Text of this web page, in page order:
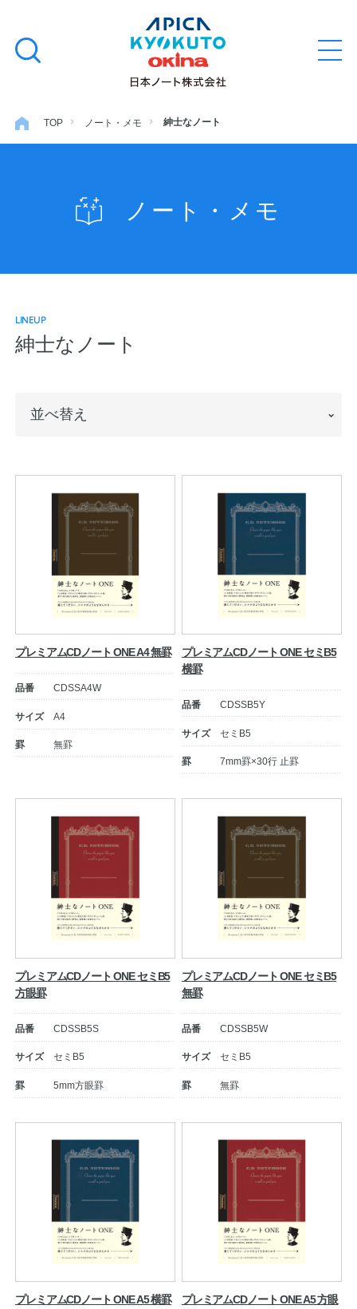
文
キ
ッ
閉
検
る
ファイル・バインダー
探求・自主学習のすすめ
公式オンラインショップ
企業情報 SDGsと未来
カタログ お知らせ
お問い合わせ プライバシーポリシー
教職員の皆さまへ
法人のお客様へ
OEMご希望の方へ
日本ノート
TOP ノート・メモ 紳士なノート
ノート・メモ
LINEUP
紳士なノート
え
並べ替え
プレミアムCDノート ONE A4 無罫
品番 CDSSA4W
サイズ A4
罫 無罫
プレミアムCDノート ONE セミB5
横罫
品番 CDSSB5Y
サイズ セミB5
罫 7mm罫×30行 止罫
プレミアムCDノート ONE セミB5
方眼罫
品番 CDSSB5S
サイズ セミB5
罫 5mm方眼罫
プレミアムCDノート ONE セミB5
無罫
品番 CDSSB5W
サイズ セミB5
罫 無罫
プレミアムCDノート ONE A5 横罫
プレミアムCDノート ONE A5 方眼